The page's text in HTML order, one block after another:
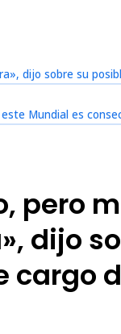
dijo sobre su
Mundial es
pero
dijo
cargo